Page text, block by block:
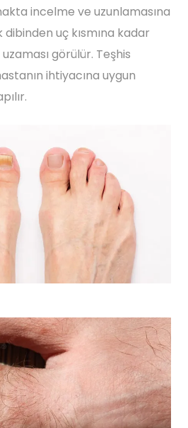
incelme ve uzunlamasına
dibinden uç kısmına kadar
görülür. Teşhis
ihtiyacına uygun